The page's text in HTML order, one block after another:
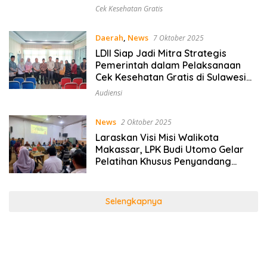
Cek Kesehatan Gratis
Daerah, News 7 Oktober 2025
LDII Siap Jadi Mitra Strategis
Pemerintah dalam Pelaksanaan
Cek Kesehatan Gratis di Sulawesi
Selatan
Audiensi
News 2 Oktober 2025
Laraskan Visi Misi Walikota
Makassar, LPK Budi Utomo Gelar
Pelatihan Khusus Penyandang
Selengkapnya